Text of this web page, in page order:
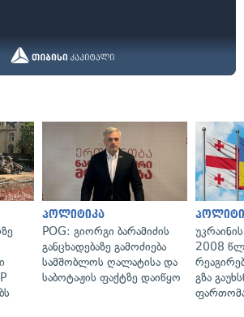
პოლიტიკა
POG: გიორგი ბარამიძის
განცხადებაზე გამოძიება
სამშობლოს ღალატისა და
საბოტაჟის ფაქტზე დაიწყო
2008
გზა